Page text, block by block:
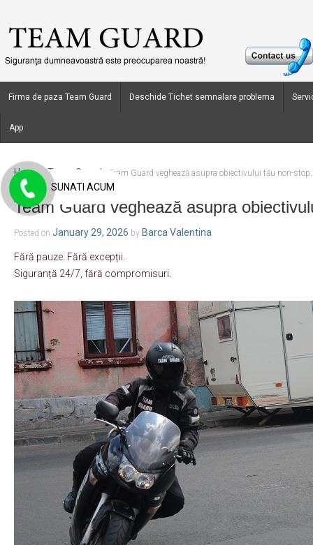
Firma de paza Team Guard Deschide Tichet semnalare problema
App
Home Team Guard Team Guard veghează asupra obiectivului tău non-stop.
Team Guard veghează asupra
Posted on January 29, 2026 by Barca Valentina
Fără pauze. Fără excepții.
Siguranță 24/7, fără compromisuri.
SUNATI ACUM